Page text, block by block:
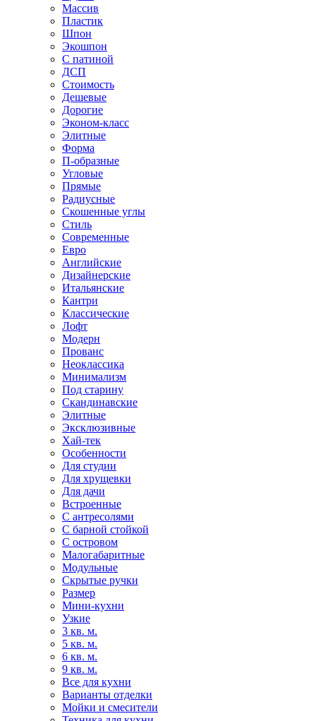
Массив
Пластик
Шпон
Экошпон
С патиной
ДСП
Стоимость
Дешевые
Дорогие
Эконом-класс
Элитные
Форма
П-образные
Угловые
Прямые
Радиусные
Скошенные углы
Стиль
Современные
Евро
Английские
Дизайнерские
Итальянские
Кантри
Классические
Лофт
Модерн
Прованс
Неоклассика
Минимализм
Под старину
Скандинавские
Элитные
Эксклюзивные
Хай-тек
Особенности
Для студии
Для хрущевки
Для дачи
Встроенные
С антресолями
С барной стойкой
С островом
Малогабаритные
Модульные
Скрытые ручки
Размер
Мини-кухни
Узкие
3 кв. м.
5 кв. м.
6 кв. м.
9 кв. м.
Все для кухни
Варианты отделки
Мойки и смесители